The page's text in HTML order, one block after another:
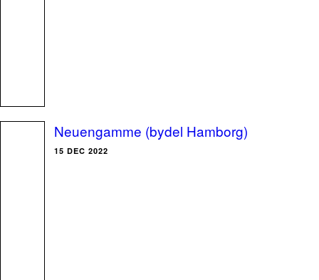
Neuengamme (bydel Hamborg)
15 DEC 2022